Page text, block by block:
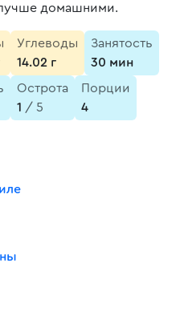
домашними.
Углеводы
14.02 г
Занятость
30 мин
Острота
1 / 5
Порции
4